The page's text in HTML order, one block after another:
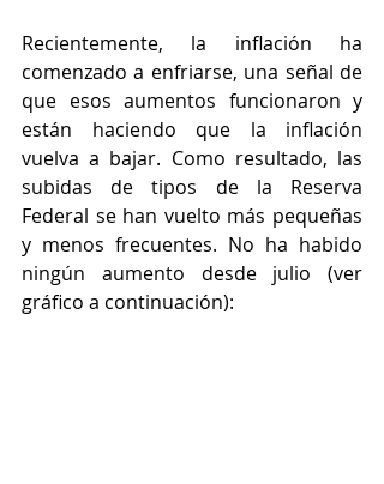
Recientemente, la inflación ha
comenzado a enfriarse, una señal de
que esos aumentos funcionaron y
están haciendo que la inflación
vuelva a bajar. Como resultado, las
subidas de tipos de la Reserva
Federal se han vuelto más pequeñas
y menos frecuentes. No ha habido
ningún aumento desde julio (ver
gráfico a continuación):